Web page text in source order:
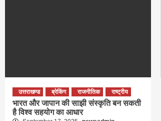
उत्तराखण्ड ब्रेकिंग राजनीतिक राष्ट्रीय
भारत और जापान की साझी संस्कृति बन सकती
है विश्व सहयोग का आधार